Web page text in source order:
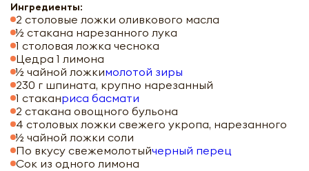
Ингредиенты:
2 столовые ложки оливкового масла
½ стакана нарезанного лука
1 столовая ложка чеснока
Цедра 1 лимона
½ чайной ложкимолотой зиры
230 г шпината, крупно нарезанный
1 стаканриса басмати
2 стакана овощного бульона
4 столовых ложки свежего укропа, нарезанного
½ чайной ложки соли
По вкусу свежемолотыйчерный перец
Сок из одного лимона